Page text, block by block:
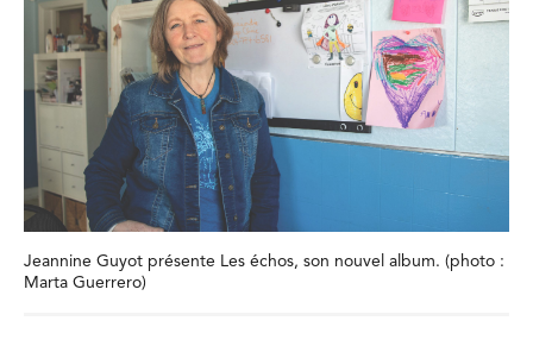
Jeannine Guyot présente Les échos, son nouvel album. (photo :
Marta Guerrero)